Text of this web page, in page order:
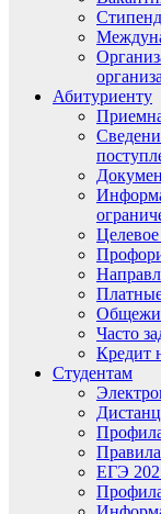
Абитуриенту
Часто
Кредит
Студентам
ЕГЭ